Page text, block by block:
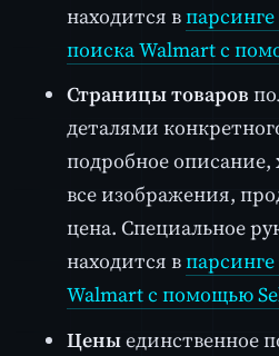
находится впарсинге
поиска Walmart с
Страницы товаров
деталями
подробное описание,
все изображения,
цена. Специальное
находится в
Walmart с помощью
Ценыединственное